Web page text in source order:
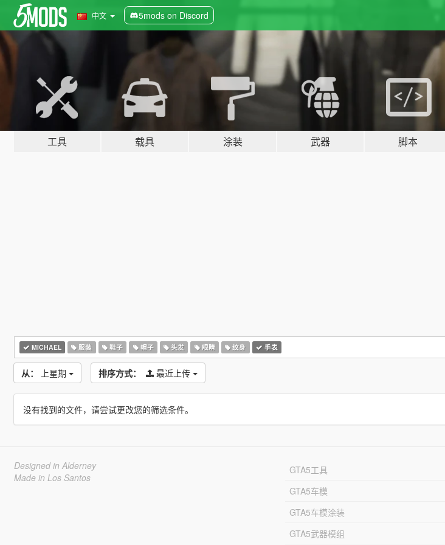
中文 5mods on Discord
工具 载具 涂装 武器 脚本
MICHAEL 服装 鞋子 帽子 头发 眼睛 纹身 手表
从： 上星期 排序方式： 最近上传
没有找到的文件，请尝试更改您的筛选条件。
Designed in Alderney
Made in Los Santos
GTA5工具
GTA5车模
GTA5车模涂装
GTA5武器模组